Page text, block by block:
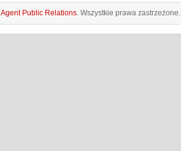
Agent Public Relations. Wszystkie prawa zastrzeżone.